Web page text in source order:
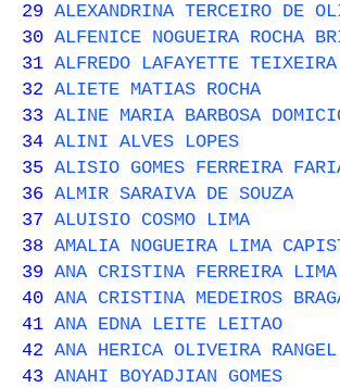
29 ALEXANDRINA TERCEIRO DE
30 ALFENICE NOGUEIRA ROCHA
31 ALFREDO LAFAYETTE
32 ALIETE MATIAS ROCHA
33 ALINE MARIA BARBOSA
34 ALINI ALVES LOPES
35 ALISIO GOMES FERREIRA
36 ALMIR SARAIVA DE SOUZA
37 ALUISIO COSMO LIMA
38 AMALIA NOGUEIRA LIMA
39 ANA CRISTINA FERREIRA LIMA
40 ANA CRISTINA MEDEIROS
41 ANA EDNA LEITE LEITAO
42 ANA HERICA OLIVEIRA
43 ANAHI BOYADJIAN GOMES